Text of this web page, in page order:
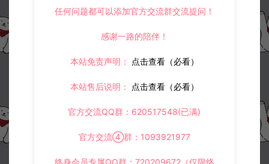
任何问题都可以添加官方交流群交流提问！
感谢一路的陪伴！
本站免责声明： 点击查看（必看）
本站售后说明： 点击查看（必看）
官方交流QQ群：620517548(已满)
官方交流④群：1093921977
终身会员专属QQ群：720209672（仅限终